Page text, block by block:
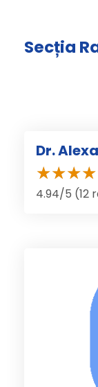
Secția
Dr.
4.94/5 (12